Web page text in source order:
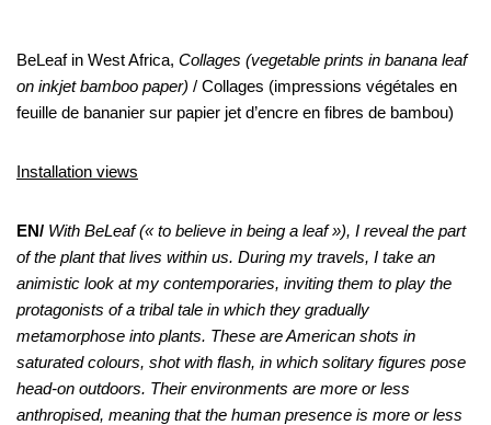
BeLeaf in West Africa, Collages (vegetable prints in banana leaf
on inkjet bamboo paper) / Collages (impressions végétales en
feuille de bananier sur papier jet d’encre en fibres de bambou)
Installation views
EN/ With BeLeaf (« to believe in being a leaf »), I reveal the part
of the plant that lives within us. During my travels, I take an
animistic look at my contemporaries, inviting them to play the
protagonists of a tribal tale in which they gradually
metamorphose into plants. These are American shots in
saturated colours, shot with flash, in which solitary figures pose
head-on outdoors. Their environments are more or less
anthropised, meaning that the human presence is more or less